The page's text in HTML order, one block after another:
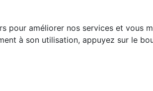
pour améliorer nos services et vous
à son utilisation, appuyez sur le